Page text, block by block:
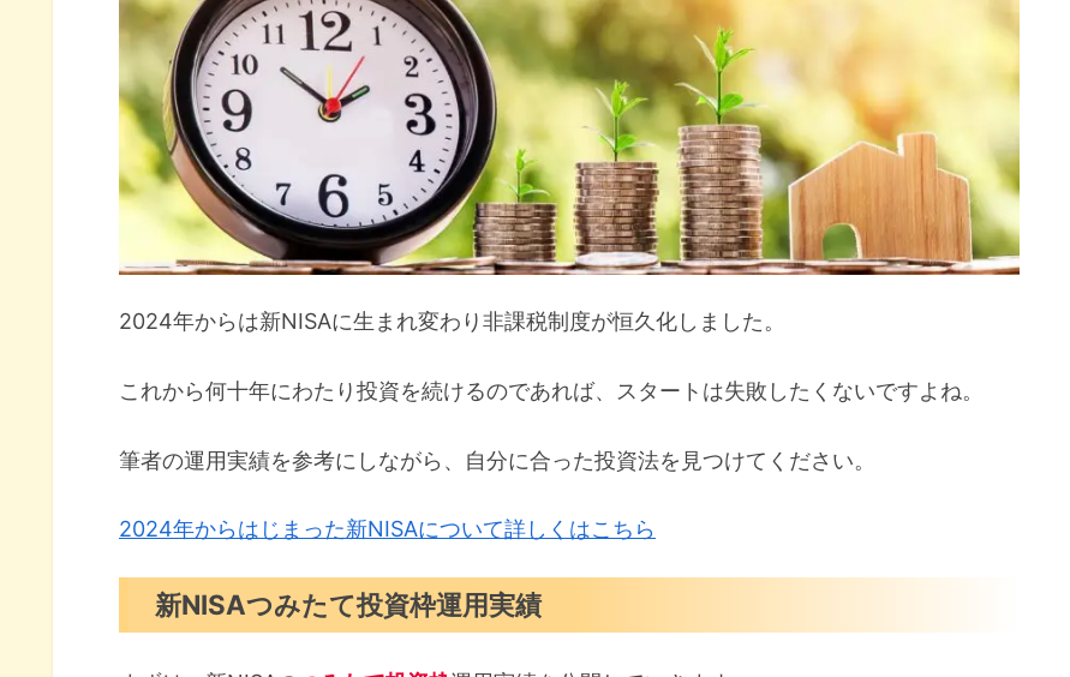
成長投資枠でおすすめの投資信託
まとめ
2024年からは新NISAに生まれ変わり非課税制度が恒久化しました。
これから何十年にわたり投資を続けるのであれば、スタートは失敗したくないですよね。
筆者の運用実績を参考にしながら、自分に合った投資法を見つけてください。
2024年からはじまった新NISAについて詳しくはこちら
新NISAつみたて投資枠運用実績